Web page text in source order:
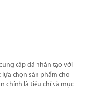
cấp đá nhân tạo với
chọn sản phẩm cho
chính là tiêu chí và mục